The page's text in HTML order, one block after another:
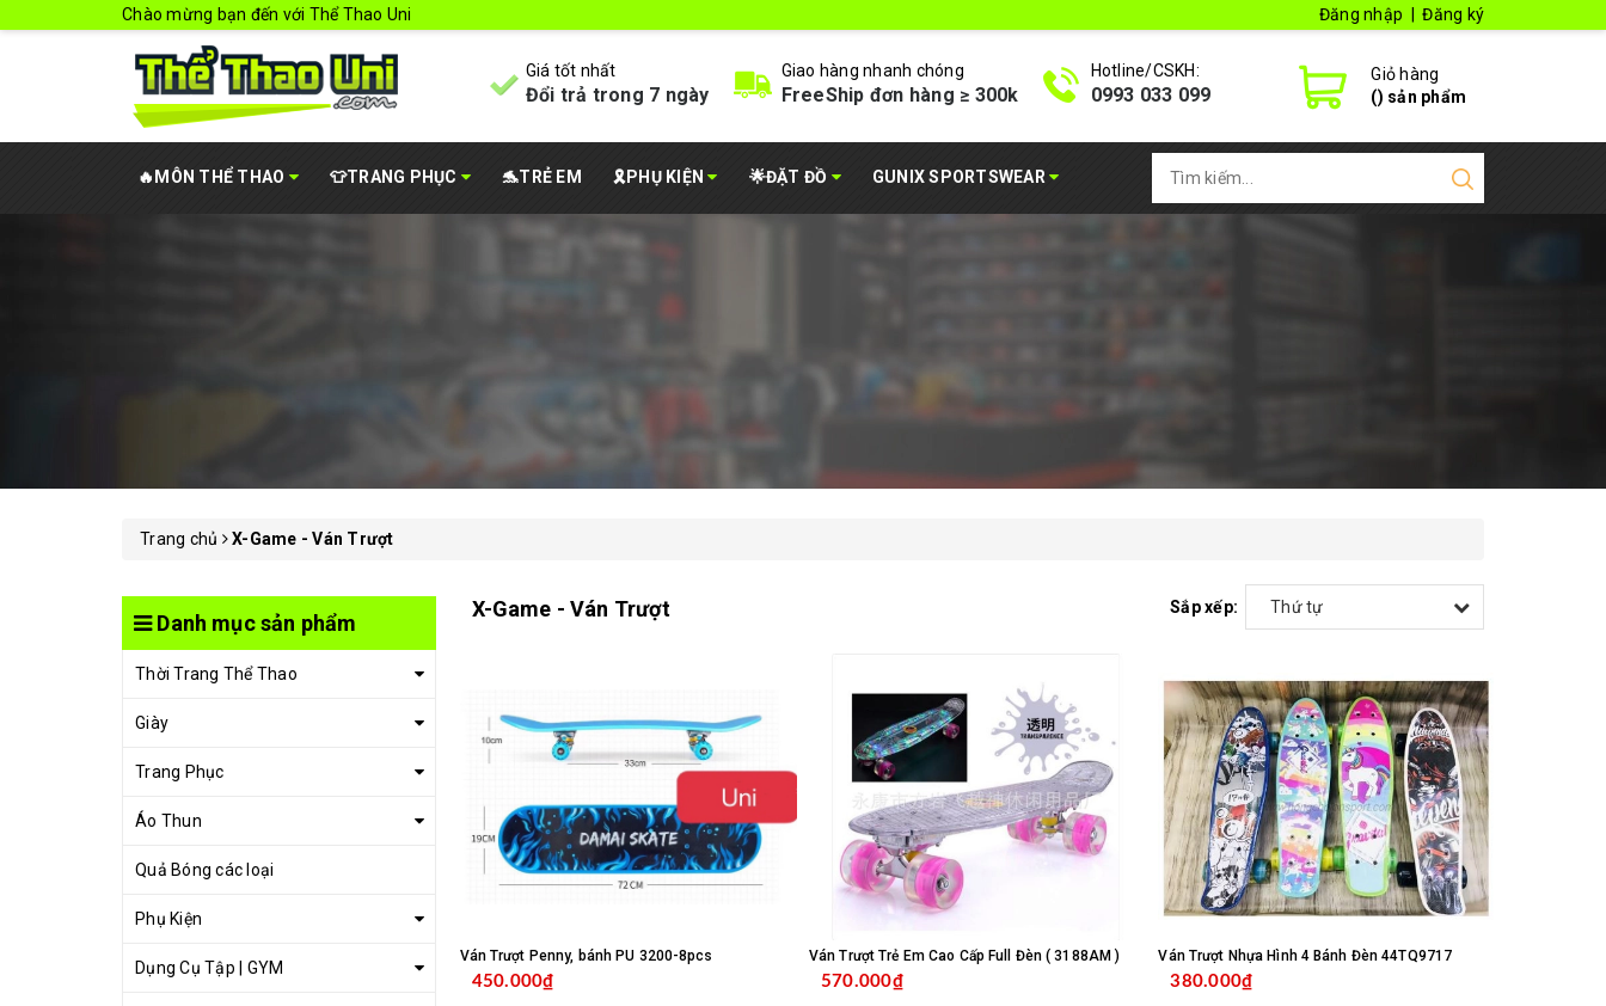
Chào mừng bạn đến với Thể Thao Uni Đăng nhập Đăng ký
Giá tốt nhất
Đổi trả trong 7 ngày
Giao hàng nhanh chóng
FreeShip đơn hàng ≥ 300k
Hotline/CSKH:
0993 033 099
Giỏ hàng
() sản phẩm
🔥MÔN THỂ THAO 👕TRANG PHỤC 🐬TRẺ EM 🎗️PHỤ KIỆN 🌟ĐẶT ĐỒ GUNIX SPORTSWEAR
Trang chủ X-Game - Ván Trượt
X-Game - Ván Trượt Sắp xếp: Thứ tự
Ván Trượt Penny, bánh PU 3200-8pcs
450.000₫
Ván Trượt Trẻ Em Cao Cấp Full Đèn ( 3188AM )
570.000₫
Ván Trượt Nhựa Hình 4 Bánh Đèn 44TQ9717
380.000₫
Danh mục sản phẩm
Thời Trang Thể Thao
Giày
Trang Phục
Áo Thun
Quả Bóng các loại
Phụ Kiện
Dụng Cụ Tập | GYM